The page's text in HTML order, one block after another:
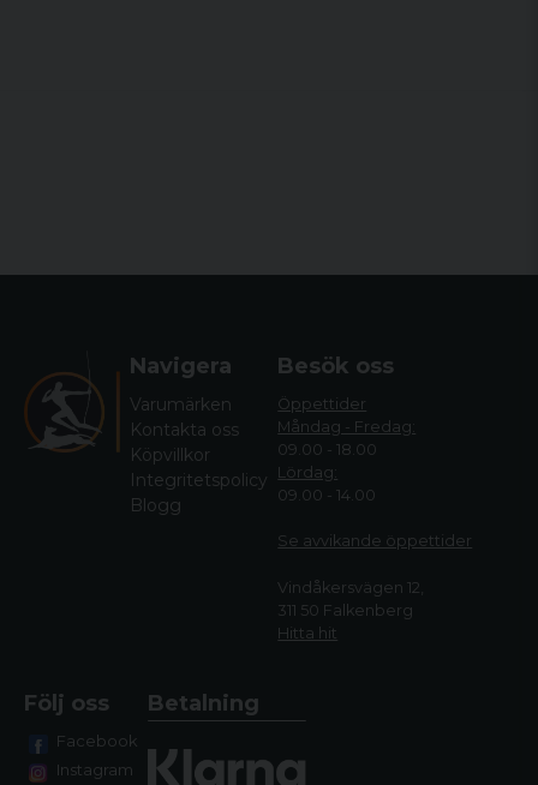
Navigera
Varumärken
Kontakta oss
Köpvillkor
Integritetspolicy
Blogg
Besök oss
Öppettider
Måndag - Fredag:
09.00 - 18.00
Lördag:
09.00 - 14.00
Se avvikande öppettider
Vindåkersvägen 12,
311 50 Falkenberg
Hitta hit
Följ oss
Facebook
Instagram
Betalning